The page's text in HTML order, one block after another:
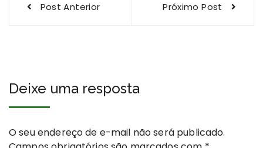
de
Post Anterior Próximo Post
Deixe uma resposta
O seu endereço de e-mail não será publicado.